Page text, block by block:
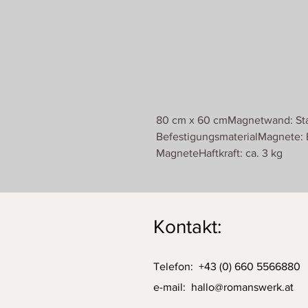
80 cm x 60 cmMagnetwand:
MagneteHaftkraft: ca. 3 kg
Kontakt:
Telefon: +43 (0) 660 5566880
e-mail: hallo@romanswerk.at